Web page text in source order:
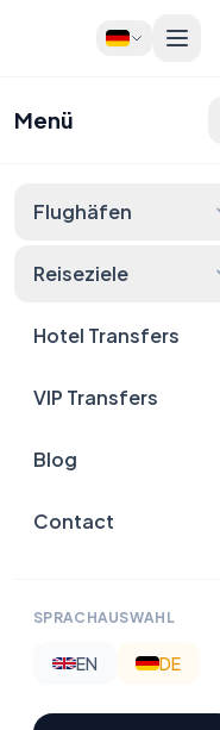
Menü
Flughäfen
Reiseziele
Hotel Transfers
VIP Transfers
Blog
Contact
SPRACHAUSWAHL
EN DE
Jetzt Buchen!